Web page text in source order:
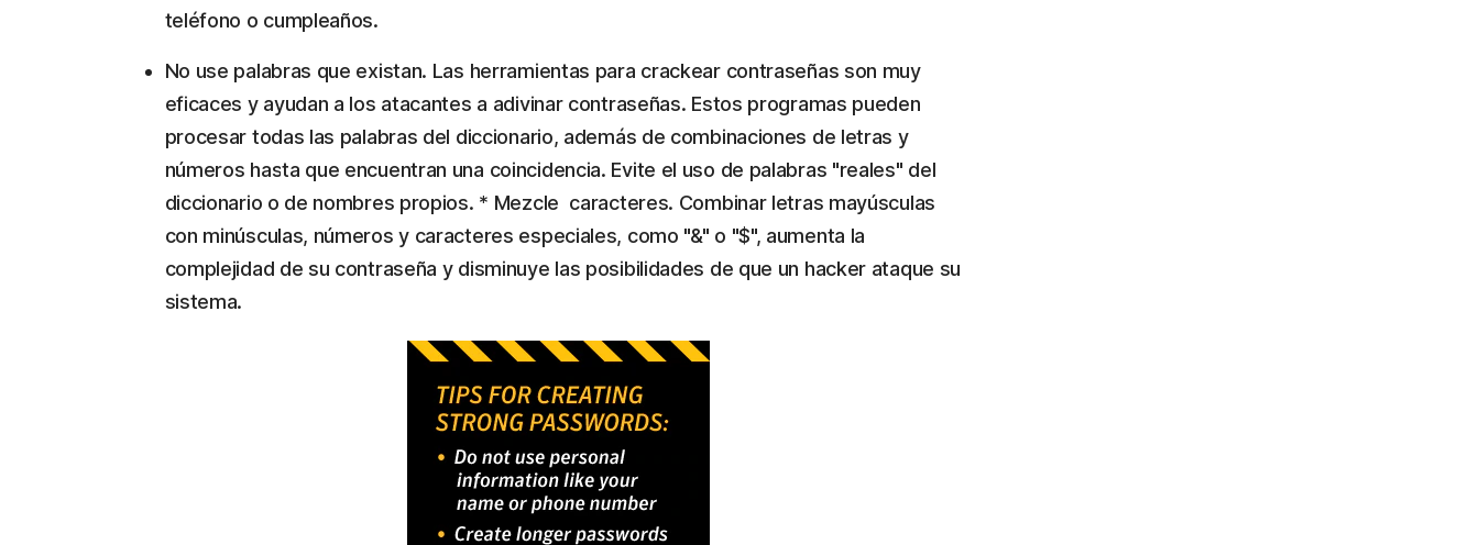
teléfono o cumpleaños.
No use palabras que existan. Las herramientas para crackear contraseñas son muy
eficaces y ayudan a los atacantes a adivinar contraseñas. Estos programas pueden
procesar todas las palabras del diccionario, además de combinaciones de letras y
números hasta que encuentran una coincidencia. Evite el uso de palabras "reales" del
diccionario o de nombres propios. * Mezcle caracteres. Combinar letras mayúsculas
con minúsculas, números y caracteres especiales, como "&" o "$", aumenta la
complejidad de su contraseña y disminuye las posibilidades de que un hacker ataque su
sistema.